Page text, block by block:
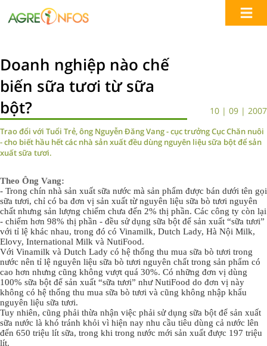
Doanh nghiệp nào chế
biến sữa tươi từ sữa
bột?
10 | 09 | 2007
Trao đổi với Tuổi Trẻ, ông Nguyễn Đăng Vang - cục trưởng Cục Chăn nuôi
- cho biết hầu hết các nhà sản xuất đều dùng nguyên liệu sữa bột để sản
xuất sữa tươi.
Theo Ông Vang:
- Trong chín nhà sản xuất sữa nước mà sản phẩm được bán dưới tên gọi
sữa tươi, chỉ có ba đơn vị sản xuất từ nguyên liệu sữa bò tươi nguyên
chất nhưng sản lượng chiếm chưa đến 2% thị phần. Các công ty còn lại
- chiếm hơn 98% thị phần - đều sử dụng sữa bột để sản xuất “sữa tươi”
với tỉ lệ khác nhau, trong đó có Vinamilk, Dutch Lady, Hà Nội Milk,
Elovy, International Milk và NutiFood.
Với Vinamilk và Dutch Lady có hệ thống thu mua sữa bò tươi trong
nước nên tỉ lệ nguyên liệu sữa bò tươi nguyên chất trong sản phẩm có
cao hơn nhưng cũng không vượt quá 30%. Có những đơn vị dùng
100% sữa bột để sản xuất “sữa tươi” như NutiFood do đơn vị này
không có hệ thống thu mua sữa bò tươi và cũng không nhập khẩu
nguyên liệu sữa tươi.
Tuy nhiên, cũng phải thừa nhận việc phải sử dụng sữa bột để sản xuất
sữa nước là khó tránh khỏi vì hiện nay nhu cầu tiêu dùng cả nước lên
đến 650 triệu lít sữa, trong khi trong nước mới sản xuất được 197 triệu
lít.